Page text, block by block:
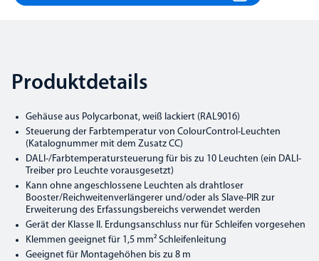
Produktdetails
Gehäuse aus Polycarbonat, weiß lackiert (RAL9016)
Steuerung der Farbtemperatur von ColourControl-Leuchten
(Katalognummer mit dem Zusatz CC)
DALI-/Farbtemperatursteuerung für bis zu 10 Leuchten (ein DALI-
Treiber pro Leuchte vorausgesetzt)
Kann ohne angeschlossene Leuchten als drahtloser
Booster/Reichweitenverlängerer und/oder als Slave-PIR zur
Erweiterung des Erfassungsbereichs verwendet werden
Gerät der Klasse II. Erdungsanschluss nur für Schleifen vorgesehen
Klemmen geeignet für 1,5 mm² Schleifenleitung
Geeignet für Montagehöhen bis zu 8 m